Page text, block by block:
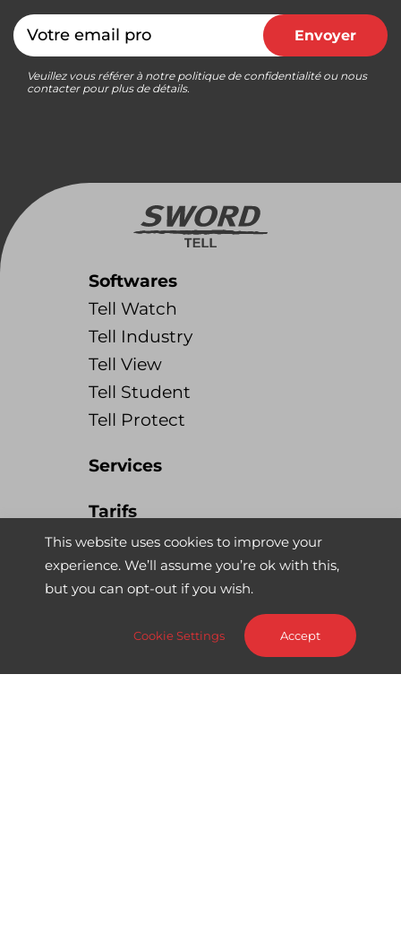
Email
Envoyer
Veuillez vous référer à notre politique de confidentialité ou nous
contacter pour plus de détails.
Softwares
Tell Watch
Tell Industry
Tell View
Tell Student
Tell Protect
Services
Tarifs
Tell Watch
Tell Industry
Tell View
News
This website uses cookies to improve your
experience. We’ll assume you’re ok with this,
but you can opt-out if you wish.
Cookie Settings Accept